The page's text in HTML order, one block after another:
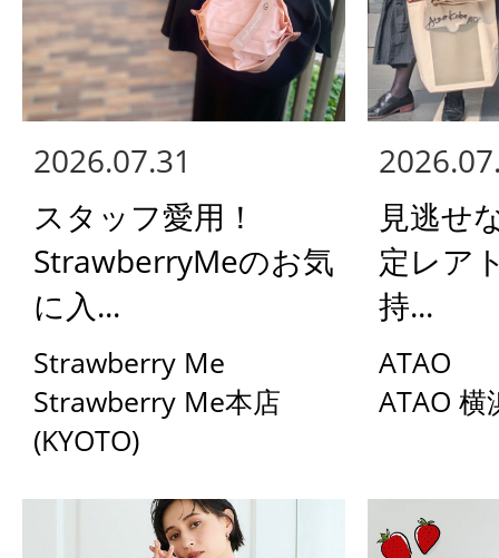
2026.07.31
スタッフ愛用！
StrawberryMeのお気
に入...
Strawberry Me
Strawberry Me本店
(KYOTO)
見逃せ
定レア
持...
ATAO
ATAO 横